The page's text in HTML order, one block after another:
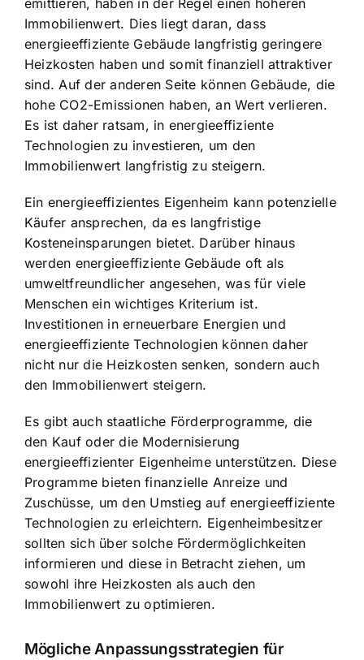
emittieren, haben in der Regel einen höheren
Immobilienwert. Dies liegt daran, dass
energieeffiziente Gebäude langfristig geringere
Heizkosten haben und somit finanziell attraktiver
sind. Auf der anderen Seite können Gebäude, die
hohe CO2-Emissionen haben, an Wert verlieren.
Es ist daher ratsam, in energieeffiziente
Technologien zu investieren, um den
Immobilienwert langfristig zu steigern.
Ein energieeffizientes Eigenheim kann potenzielle
Käufer ansprechen, da es langfristige
Kosteneinsparungen bietet. Darüber hinaus
werden energieeffiziente Gebäude oft als
umweltfreundlicher angesehen, was für viele
Menschen ein wichtiges Kriterium ist.
Investitionen in erneuerbare Energien und
energieeffiziente Technologien können daher
nicht nur die Heizkosten senken, sondern auch
den Immobilienwert steigern.
Es gibt auch staatliche Förderprogramme, die
den Kauf oder die Modernisierung
energieeffizienter Eigenheime unterstützen. Diese
Programme bieten finanzielle Anreize und
Zuschüsse, um den Umstieg auf energieeffiziente
Technologien zu erleichtern. Eigenheimbesitzer
sollten sich über solche Fördermöglichkeiten
informieren und diese in Betracht ziehen, um
sowohl ihre Heizkosten als auch den
Immobilienwert zu optimieren.
Mögliche Anpassungsstrategien für